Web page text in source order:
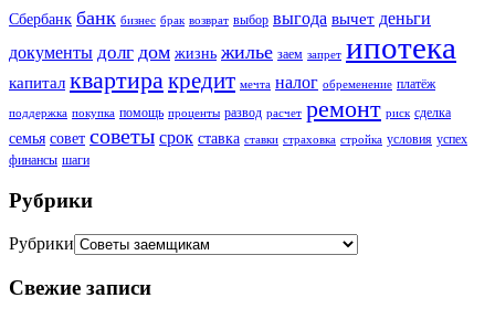
Сбербанк банк бизнес брак возврат выбор выгода вычет деньги
документы долг дом жизнь жилье заем запрет ипотека
капитал квартира кредит мечта налог обременение платёж
поддержка покупка помощь проценты развод расчет ремонт риск сделка
семья совет советы срок ставка ставки страховка стройка условия успех
финансы шаги
Рубрики
Рубрики
Свежие записи